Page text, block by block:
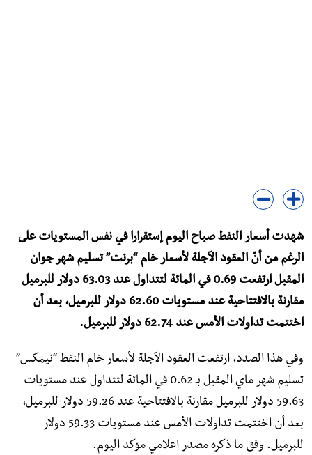
شهدت أسعار النفط صباح اليوم إستقرارا في نفس المستويات على
الرغم من أنّ العقود الآجلة لأسعار خام “برنت” تسليم شهر جوان
المقبل ارتفعت 0.69 في المائة لتتداول عند 63.03 دولار للبرميل
مقارنة بالافتتاحية عند مستويات 62.60 دولار للبرميل، بعد أن
اختتمت تداولات الأمس عند 62.74 دولار للبرميل.
وفي هذا الصدد، ارتفعت العقود الآجلة لأسعار خام النفط “نيمكس”
تسليم شهر ماي المقبل بـ 0.62 في المائة لتتداول عند مستويات
59.63 دولار للبرميل مقارنة بالافتتاحية عند 59.26 دولار للبرميل،
بعد أن اختتمت تداولات الأمس عند مستويات 59.33 دولار
للبرميل. وفق ما ذكره مصدر اعلامي مؤكد اليوم.